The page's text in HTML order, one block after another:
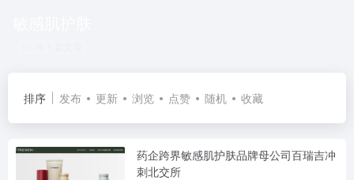
排序 发布 更新 浏览 点赞 随机 收藏
药企跨界敏感肌护肤品牌母公司百瑞吉冲
刺北交所